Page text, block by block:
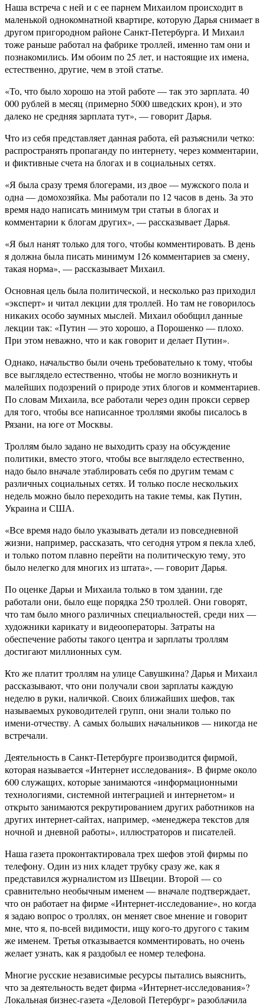
Наша встреча с ней и с ее парнем Михаилом происходит в
маленькой однокомнатной квартире, которую Дарья снимает в
другом пригородном районе Санкт-Петербурга. И Михаил
тоже раньше работал на фабрике троллей, именно там они и
познакомились. Им обоим по 25 лет, и настоящие их имена,
естественно, другие, чем в этой статье.
«То, что было хорошо на этой работе — так это зарплата. 40
000 рублей в месяц (примерно 5000 шведских крон), и это
далеко не средняя зарплата тут», — говорит Дарья.
Что из себя представляет данная работа, ей разъяснили четко:
распространять пропаганду по интернету, через комментарии,
и фиктивные счета на блогах и в социальных сетях.
«Я была сразу тремя блогерами, из двое — мужского пола и
одна — домохозяйка. Мы работали по 12 часов в день. За это
время надо написать минимум три статьи в блогах и
комментарии к блогам других», — рассказывает Дарья.
«Я был нанят только для того, чтобы комментировать. В день
я должна была писать минимум 126 комментариев за смену,
такая норма», — рассказывает Михаил.
Основная цель была политической, и несколько раз приходил
«эксперт» и читал лекции для троллей. Но там не говорилось
никаких особо заумных мыслей. Михаил обобщил данные
лекции так: «Путин — это хорошо, а Порошенко — плохо.
При этом неважно, что и как говорит и делает Путин».
Однако, начальство были очень требовательно к тому, чтобы
все выглядело естественно, чтобы не могло возникнуть и
малейших подозрений о природе этих блогов и комментариев.
По словам Михаила, все работали через один прокси сервер
для того, чтобы все написанное троллями якобы писалось в
Рязани, на юге от Москвы.
Троллям было задано не выходить сразу на обсуждение
политики, вместо этого, чтобы все выглядело естественно,
надо было вначале этаблировать себя по другим темам с
различных социальных сетях. И только после нескольких
недель можно было переходить на такие темы, как Путин,
Украина и США.
«Все время надо было указывать детали из повседневной
жизни, например, рассказать, что сегодня утром я пекла хлеб,
и только потом плавно перейти на политическую тему, это
было нелегко для многих из штата», — говорит Дарья.
По оценке Дарьи и Михаила только в том здании, где
работали они, было еще порядка 250 троллей. Они говорят,
что там было много различных специальностей, среди них —
художники карикату и видеооператоры. Затраты на
обеспечение работы такого центра и зарплаты троллям
достигают миллионных сум.
Кто же платит троллям на улице Савушкина? Дарья и Михаил
рассказывают, что они получали свои зарплаты каждую
неделю в руки, наличкой. Своих ближайших шефов, так
называемых руководителей групп, они знали только по
имени-отчеству. А самых больших начальников — никогда не
встречали.
Деятельность в Санкт-Петербурге производится фирмой,
которая называется «Интернет исследования». В фирме около
600 служащих, которые занимаются «информационными
технологиями, системной интеграцией и интернетом» и
открыто занимаются рекрутированием других работников на
других интернет-сайтах, например, «менеджера текстов для
ночной и дневной работы», иллюстраторов и писателей.
Наша газета проконтактировала трех шефов этой фирмы по
телефону. Один из них кладет трубку сразу же, как я
представился журналистом из Швеции. Второй — со
сравнительно необычным именем — вначале подтверждает,
что он работает на фирме «Интернет-исследование», но когда
я задаю вопрос о троллях, он меняет свое мнение и говорит
мне, что я, по-всей видимости, ищу кого-то другого с таким
же именем. Третья отказывается комментировать, но очень
желает узнать, как я раздобыл ее номер телефона.
Многие русские независимые ресурсы пытались выяснить,
что за деятельность ведет фирма «Интернет-исследования»?
Локальная бизнес-газета «Деловой Петербург» разоблачила